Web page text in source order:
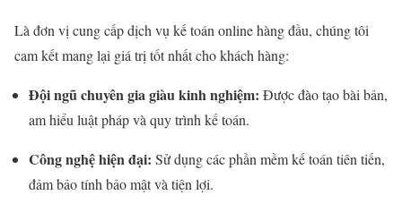
Là đơn vị cung cấp dịch vụ kế toán online hàng đầu, chúng tôi
cam kết mang lại giá trị tốt nhất cho khách hàng:
Đội ngũ chuyên gia giàu kinh nghiệm: Được đào tạo bài bản,
am hiểu luật pháp và quy trình kế toán.
Công nghệ hiện đại: Sử dụng các phần mềm kế toán tiên tiến,
đảm bảo tính bảo mật và tiện lợi.